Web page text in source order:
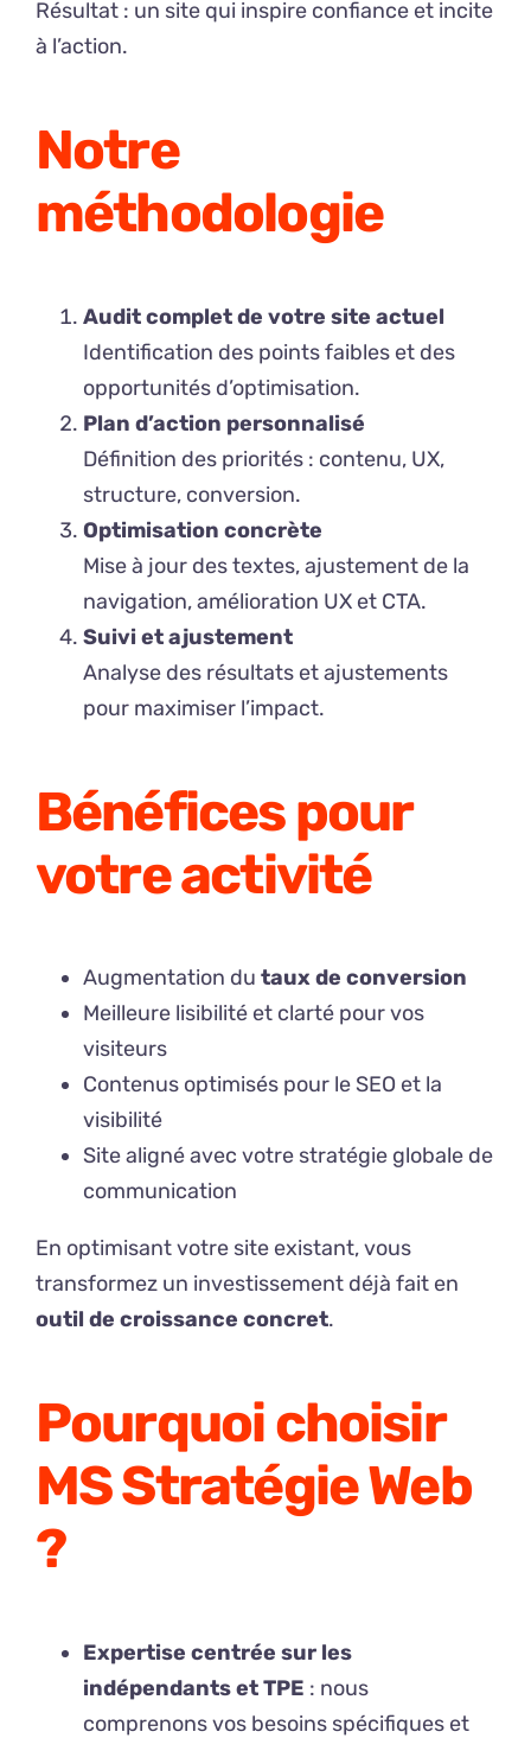
Résultat : un site qui inspire confiance et incite
à l’action.
Notre
méthodologie
Audit complet de votre site actuel
Identification des points faibles et des
opportunités d’optimisation.
Plan d’action personnalisé
Définition des priorités : contenu, UX,
structure, conversion.
Optimisation concrète
Mise à jour des textes, ajustement de la
navigation, amélioration UX et CTA.
Suivi et ajustement
Analyse des résultats et ajustements
pour maximiser l’impact.
Bénéfices pour
votre activité
Augmentation du taux de conversion
Meilleure lisibilité et clarté pour vos
visiteurs
Contenus optimisés pour le SEO et la
visibilité
Site aligné avec votre stratégie globale de
communication
En optimisant votre site existant, vous
transformez un investissement déjà fait en
outil de croissance concret.
Pourquoi choisir
MS Stratégie Web
?
Expertise centrée sur les
indépendants et TPE : nous
comprenons vos besoins spécifiques et